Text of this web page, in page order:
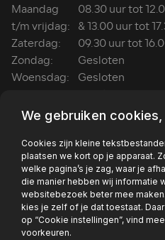
Maandag
08.30 uur tot
t/m vrijdag: & 13.00 uur tot
Zaterdag:
09.30 uur tot
Zondag:
Gesloten
Woensdag:
Gesloten
Privacy policy
We gebruiken
Cookies zijn kleine
plaatsen we kort op je apparaat.
welke pagina’s je zag, waar je
die manier hebben wij informatie
websitebezoek beter mee
kies je zelf of je dat toestaat.
op “Cookie instellingen”, vind
voorkeuren.